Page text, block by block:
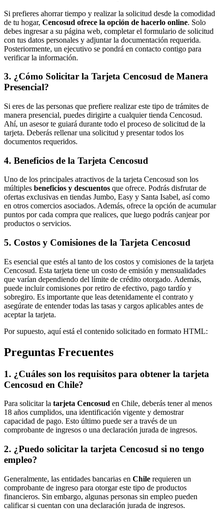
Si prefieres ahorrar tiempo y realizar la solicitud desde la comodidad
de tu hogar, Cencosud ofrece la opción de hacerlo online. Solo
debes ingresar a su página web, completar el formulario de solicitud
con tus datos personales y adjuntar la documentación requerida.
Posteriormente, un ejecutivo se pondrá en contacto contigo para
verificar la información.
3. ¿Cómo Solicitar la Tarjeta Cencosud de Manera
Presencial?
Si eres de las personas que prefiere realizar este tipo de trámites de
manera presencial, puedes dirigirte a cualquier tienda Cencosud.
Ahí, un asesor te guiará durante todo el proceso de solicitud de la
tarjeta. Deberás rellenar una solicitud y presentar todos los
documentos requeridos.
4. Beneficios de la Tarjeta Cencosud
Uno de los principales atractivos de la tarjeta Cencosud son los
múltiples beneficios y descuentos que ofrece. Podrás disfrutar de
ofertas exclusivas en tiendas Jumbo, Easy y Santa Isabel, así como
en otros comercios asociados. Además, ofrece la opción de acumular
puntos por cada compra que realices, que luego podrás canjear por
productos o servicios.
5. Costos y Comisiones de la Tarjeta Cencosud
Es esencial que estés al tanto de los costos y comisiones de la tarjeta
Cencosud. Esta tarjeta tiene un costo de emisión y mensualidades
que varían dependiendo del límite de crédito otorgado. Además,
puede incluir comisiones por retiro de efectivo, pago tardío y
sobregiro. Es importante que leas detenidamente el contrato y
asegúrate de entender todas las tasas y cargos aplicables antes de
aceptar la tarjeta.
Por supuesto, aquí está el contenido solicitado en formato HTML:
Preguntas Frecuentes
1. ¿Cuáles son los requisitos para obtener la tarjeta
Cencosud en Chile?
Para solicitar la tarjeta Cencosud en Chile, deberás tener al menos
18 años cumplidos, una identificación vigente y demostrar
capacidad de pago. Esto último puede ser a través de un
comprobante de ingresos o una declaración jurada de ingresos.
2. ¿Puedo solicitar la tarjeta Cencosud si no tengo
empleo?
Generalmente, las entidades bancarias en Chile requieren un
comprobante de ingreso para otorgar este tipo de productos
financieros. Sin embargo, algunas personas sin empleo pueden
calificar si cuentan con una declaración jurada de ingresos.